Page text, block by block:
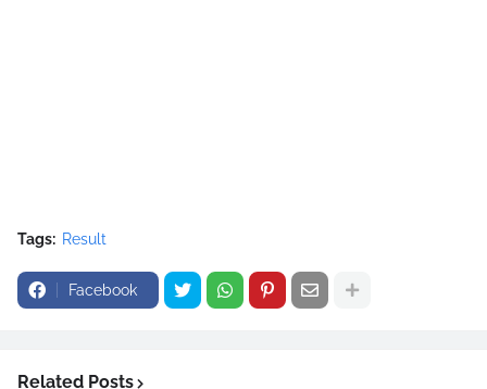
Tags: Result
Facebook
Related Posts